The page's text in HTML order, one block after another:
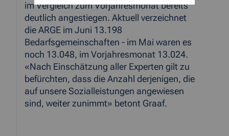
im Vergleich zum Vorjahresmonat bereits
deutlich angestiegen. Aktuell verzeichnet
die ARGE im Juni 13.198
Bedarfsgemeinschaften - im Mai waren es
noch 13.048, im Vorjahresmonat 13.024.
«Nach Einschätzung aller Experten gilt zu
befürchten, dass die Anzahl derjenigen, die
auf unsere Sozialleistungen angewiesen
sind, weiter zunimmt» betont Graaf.